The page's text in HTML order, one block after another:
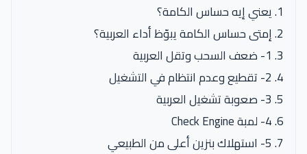
يعني إيه حساس الكامة؟
إمتى حساس الكامة يبوّظ أداء العربية؟
1- ضعف السحب وتقل العربية
2- تقطيع وعدم انتظام في التشغيل
3- صعوبة تشغيل العربية
4- لمبة Check Engine
5- استهلاك بنزين أعلى من الطبيعي